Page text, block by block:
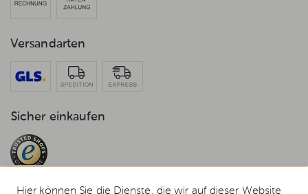
Versandarten
Sicher einkaufen
Hier können Sie die Dienste, die wir auf dieser Website